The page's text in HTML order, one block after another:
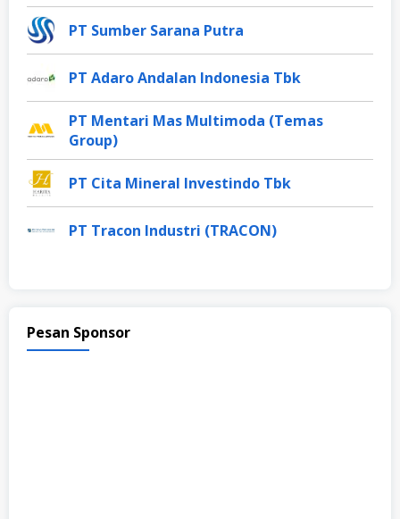
PT Sumber Sarana Putra
PT Adaro Andalan Indonesia Tbk
PT Mentari Mas Multimoda (Temas
Group)
PT Cita Mineral Investindo Tbk
PT Tracon Industri (TRACON)
Pesan Sponsor